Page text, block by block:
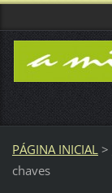
PÁGINA INICIAL >
chaves